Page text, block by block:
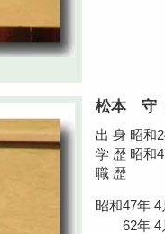
松本 守
出 身 昭和
学 歴 昭和
職 歴
昭和47年
62年 4